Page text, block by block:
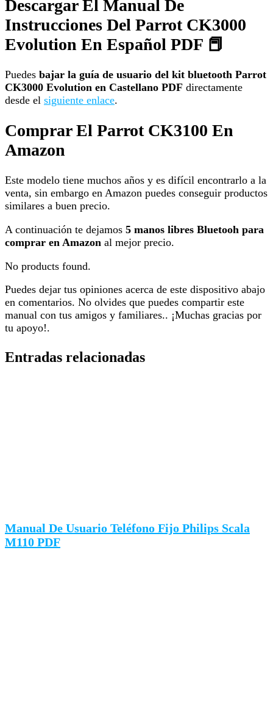
Descargar El Manual De
Instrucciones Del Parrot CK3000
Evolution En Español PDF 📕
Puedes bajar la guía de usuario del kit bluetooth Parrot
CK3000 Evolution en Castellano PDF directamente
desde el siguiente enlace.
Comprar El Parrot CK3100 En
Amazon
Este modelo tiene muchos años y es difícil encontrarlo a la
venta, sin embargo en Amazon puedes conseguir productos
similares a buen precio.
A continuación te dejamos 5 manos libres Bluetooh para
comprar en Amazon al mejor precio.
No products found.
Puedes dejar tus opiniones acerca de este dispositivo abajo
en comentarios. No olvides que puedes compartir este
manual con tus amigos y familiares.. ¡Muchas gracias por
tu apoyo!.
Entradas relacionadas
Manual De Usuario Teléfono Fijo Philips Scala
M110 PDF